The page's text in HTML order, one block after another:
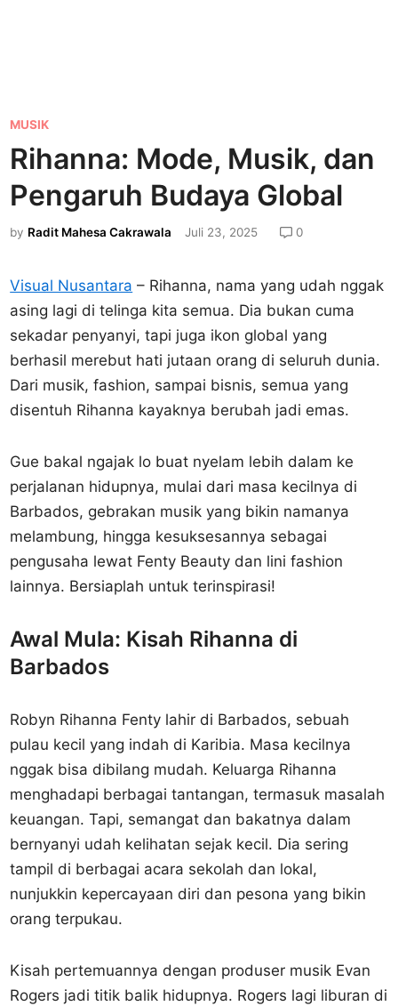
P
o
s
n
MUSIK
Rihanna: Mode, Musik, dan
Pengaruh Budaya Global
by Radit Mahesa Cakrawala Juli 23, 2025 0
Visual Nusantara – Rihanna, nama yang udah nggak
asing lagi di telinga kita semua. Dia bukan cuma
sekadar penyanyi, tapi juga ikon global yang
berhasil merebut hati jutaan orang di seluruh dunia.
Dari musik, fashion, sampai bisnis, semua yang
disentuh Rihanna kayaknya berubah jadi emas.
Gue bakal ngajak lo buat nyelam lebih dalam ke
perjalanan hidupnya, mulai dari masa kecilnya di
Barbados, gebrakan musik yang bikin namanya
melambung, hingga kesuksesannya sebagai
pengusaha lewat Fenty Beauty dan lini fashion
lainnya. Bersiaplah untuk terinspirasi!
Awal Mula: Kisah Rihanna di
Barbados
Robyn Rihanna Fenty lahir di Barbados, sebuah
pulau kecil yang indah di Karibia. Masa kecilnya
nggak bisa dibilang mudah. Keluarga Rihanna
menghadapi berbagai tantangan, termasuk masalah
keuangan. Tapi, semangat dan bakatnya dalam
bernyanyi udah kelihatan sejak kecil. Dia sering
tampil di berbagai acara sekolah dan lokal,
nunjukkin kepercayaan diri dan pesona yang bikin
orang terpukau.
Kisah pertemuannya dengan produser musik Evan
Rogers jadi titik balik hidupnya. Rogers lagi liburan di